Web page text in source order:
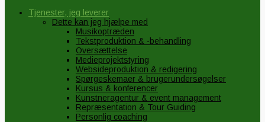
Tjenester, jeg leverer
Dette kan jeg hjælpe med
Musikoptræden
Tekstproduktion & -behandling
Oversættelse
Medieprojektstyring
Websideproduktion & redigering
Spørgeskemaer & brugerundersøgelser
Kursus & konferencer
Kunstneragentur & event management
Repræsentation & Tour Guiding
Personlig coaching